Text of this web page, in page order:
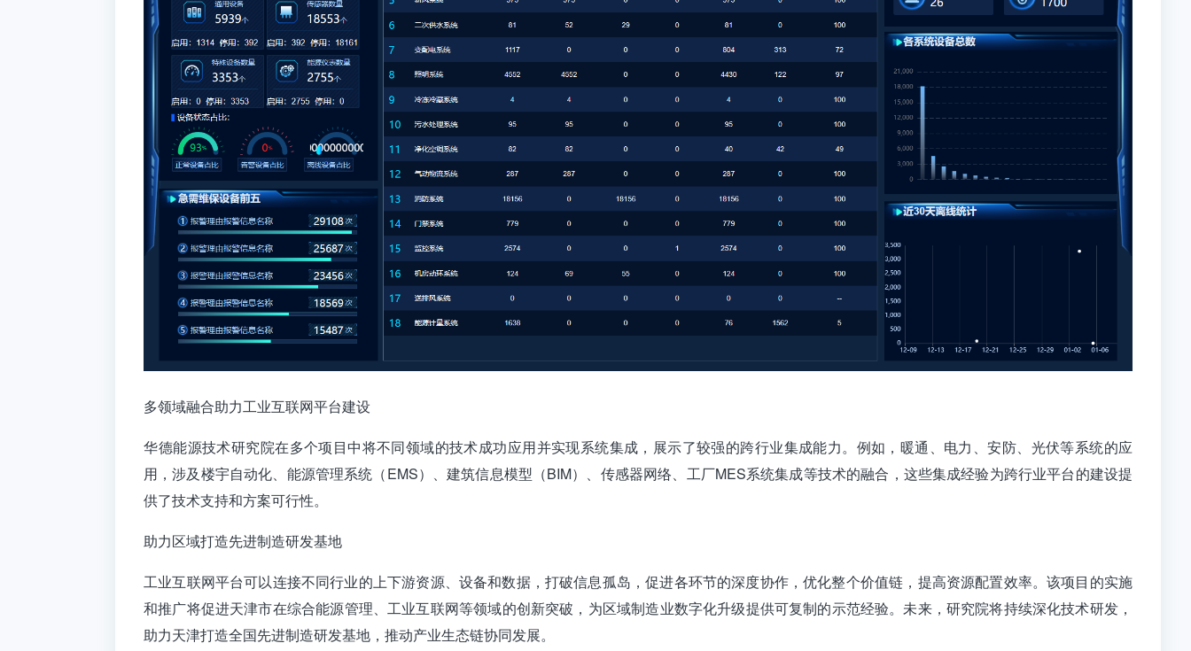
多领域融合助力工业互联网平台建设
‌华德能源技术研究院在多个项目中将不同领域的技术成功应用并实现系统集成，展示了较强的跨行业集成能力。例如，暖通、电力、安防、光伏等系统的应
用，涉及楼宇自动化、能源管理系统（EMS）、建筑信息模型（BIM）、传感器网络、工厂MES系统集成等技术的融合，这些集成经验为跨行业平台的建设提
供了技术支持和方案可行性。
助力区域打造先进制造研发基地
工业互联网平台可以连接不同行业的上下游资源、设备和数据，打破信息孤岛，促进各环节的深度协作，优化整个价值链，提高资源配置效率。该项目的实施
和推广将促进天津市在‌综合能源管理、工业互联网‌等领域的创新突破，为区域制造业数字化升级提供可复制的示范经验。未来，研究院将持续深化技术研发，
助力天津打造全国先进制造研发基地，推动产业生态链协同发展。